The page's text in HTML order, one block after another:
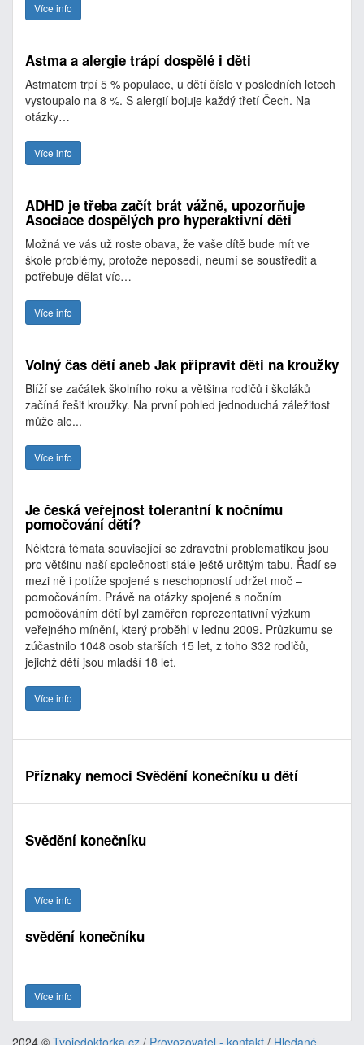
Více info
Astma a alergie trápí dospělé i děti
Astmatem trpí 5 % populace, u dětí číslo v posledních letech
vystoupalo na 8 %. S alergií bojuje každý třetí Čech. Na
otázky…
Více info
ADHD je třeba začít brát vážně, upozorňuje
Asociace dospělých pro hyperaktivní děti
Možná ve vás už roste obava, že vaše dítě bude mít ve
škole problémy, protože neposedí, neumí se soustředit a
potřebuje dělat víc…
Více info
Volný čas dětí aneb Jak připravit děti na kroužky
Blíží se začátek školního roku a většina rodičů i školáků
začíná řešit kroužky. Na první pohled jednoduchá záležitost
může ale...
Více info
Je česká veřejnost tolerantní k nočnímu
pomočování dětí?
Některá témata související se zdravotní problematikou jsou
pro většinu naší společnosti stále ještě určitým tabu. Řadí se
mezi ně i potíže spojené s neschopností udržet moč –
pomočováním. Právě na otázky spojené s nočním
pomočováním dětí byl zaměřen reprezentativní výzkum
veřejného mínění, který proběhl v lednu 2009. Průzkumu se
zúčastnilo 1048 osob starších 15 let, z toho 332 rodičů,
jejichž dětí jsou mladší 18 let.
Více info
Příznaky nemoci Svědění konečníku u dětí
Svědění konečníku
Více info
svědění konečníku
Více info
2024 © Tvojedoktorka.cz / Provozovatel - kontakt / Hledané